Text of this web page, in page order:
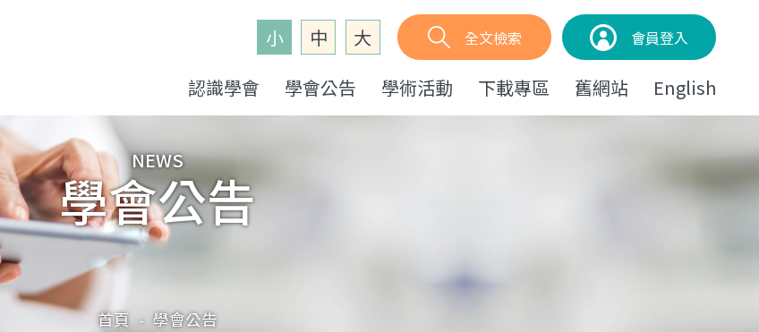
小 中 大 全文檢索 會員登入
認識學會 學會公告 學術活動 下載專區 舊網站 English
NEWS
學會公告
首頁 - 學會公告